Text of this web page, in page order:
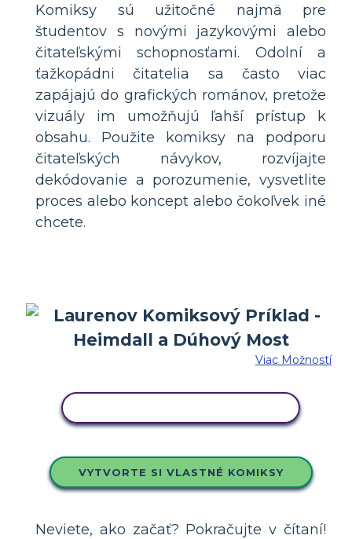
Komiksy sú užitočné najmä pre
študentov s novými jazykovými alebo
čitateľskými schopnosťami. Odolní a
ťažkopádni čitatelia sa často viac
zapájajú do grafických románov, pretože
vizuály im umožňujú ľahší prístup k
obsahu. Použite komiksy na podporu
čitateľských návykov, rozvíjajte
dekódovanie a porozumenie, vysvetlite
proces alebo koncept alebo čokoľvek iné
chcete.
Viac Možností
VYTVORTE SI VLASTNÉ KOMIKSY
Neviete, ako začať? Pokračujte v čítaní!